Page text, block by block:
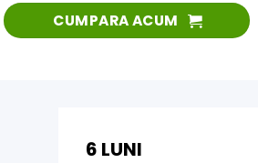
CUMPARA ACUM
6 LUNI